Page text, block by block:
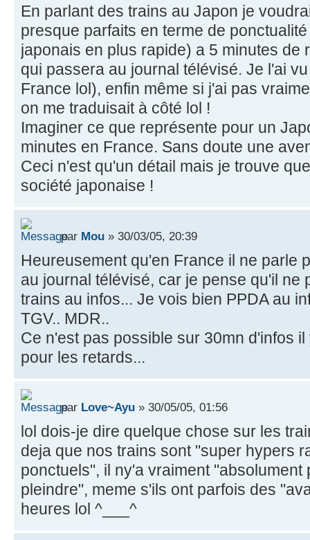
En parlant des trains au Japon je
presque parfaits en terme de
japonais en plus rapide) a 5 minutes de
qui passera au journal télévisé. Je l'ai
France lol), enfin même si j'ai pas
on me traduisait à côté lol !
Imaginer ce que représente pour un
minutes en France. Sans doute une
Ceci n'est qu'un détail mais je trouve
société japonaise !
par Mou » 30/03/05, 20:39
Heureusement qu'en France il ne parle
au journal télévisé, car je pense qu'il ne
trains au infos... Je vois bien PPDA au
TGV.. MDR..
Ce n'est pas possible sur 30mn d'infos
pour les retards...
par Love~Ayu » 30/05/05, 01:56
lol dois-je dire quelque chose sur les
deja que nos trains sont "super hypers
ponctuels", il ny'a vraiment "absolument
pleindre", meme s'ils ont parfois des
heures lol ^___^